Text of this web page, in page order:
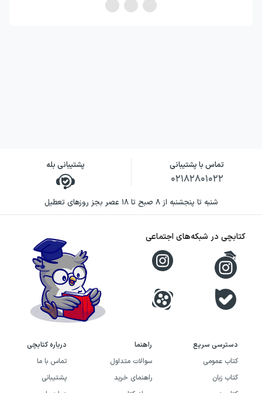
تماس با پشتیبانی
۰۲۱۸۲۸۰۱۰۲۲
پشتیبانی بله
شنبه تا پنجشنبه از ۸ صبح تا ۱۸ عصر بجز روزهای تعطیل
دسترسی سریع
کتاب عمومی
کتاب زبان
راهنما
سوالات متداول
راهنمای خرید
درباره کتابچی
تماس با ما
پشتیبانی
کتابچی در شبکه‌های اجتماعی